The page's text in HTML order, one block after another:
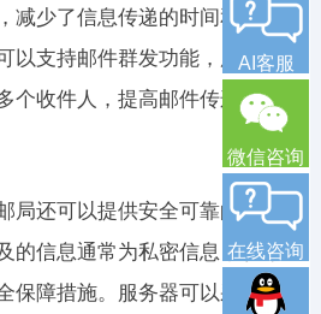
减少了信息传递的时间和成
以支持邮件群发功能，用户可
个收件人，提高邮件传递的效
局还可以提供安全可靠的邮件
的信息通常为私密信息，服务
保障措施。服务器可以采用加
AI客服
微信咨询
在线咨询